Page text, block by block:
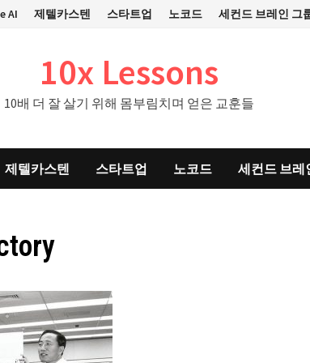
AI 제텔카스텐 스타트업 노코드 세컨드 브레인 그
10x Lessons
10배 더 잘 살기 위해 몸부림치며 얻은 교훈들
제텔카스텐 스타트업 노코드 세컨드 브레